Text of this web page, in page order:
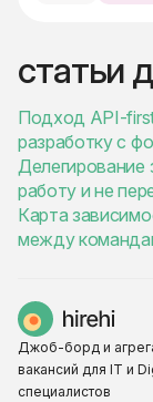
статьи
Подход API-
разработку с
Делегирование
работу и не
Карта
между
Джоб-борд и
вакансий для IT и
специалистов